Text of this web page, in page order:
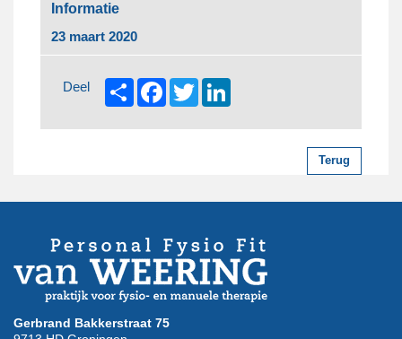
Informatie
23 maart 2020
Deel Share FacebookTwitter
Terug
Gerbrand Bakkerstraat 75